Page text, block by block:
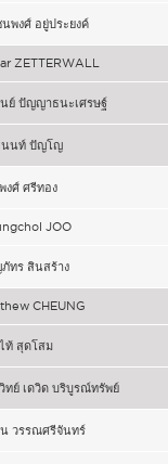
พงศ์ อยู่ประยงค์
ZETTERWALL
ย์ ปัญญาธนะเศรษฐ์
นนท์ ปัญโญ
งศ์ ศรีทอง
JOO
ทร สินสร้าง
CHEUNG
ท้ สุดโสม
ทย์ เดวิด บริบูรณ์ทรัพย์
วรรณศรีจันทร์